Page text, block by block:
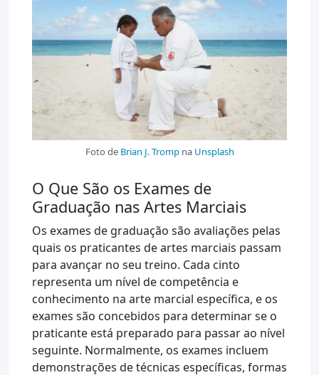
Foto de Brian J. Trompna Unsplash
O Que São os Exames de
Graduação nas Artes Marciais
Os exames de graduação são avaliações pelas
quais os praticantes de artes marciais passam
para avançar no seu treino. Cada cinto
representa um nível de competência e
conhecimento na arte marcial específica, e os
exames são concebidos para determinar se o
praticante está preparado para passar ao nível
seguinte. Normalmente, os exames incluem
demonstrações de técnicas específicas, formas